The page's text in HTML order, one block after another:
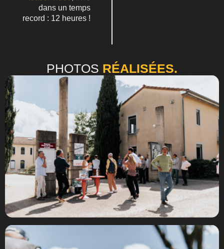
dans un temps
record : 12 heures !
PHOTOS RÉALISÉES.